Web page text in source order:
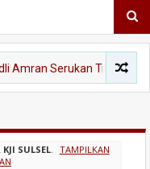
Serukan Transformasi
KJI SULSEL. TAMPILKAN